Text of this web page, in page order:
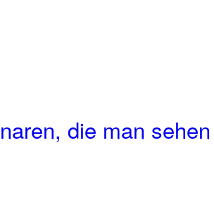
die man sehen